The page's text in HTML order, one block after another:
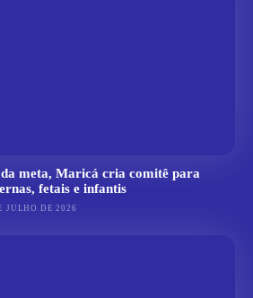
meta, Maricá cria comitê para
fetais e infantis
JULHO DE 2026